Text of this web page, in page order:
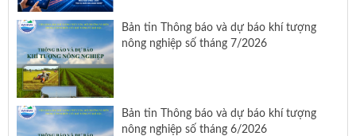
Bản tin Thông báo và dự báo khí tượng
nông nghiệp số tháng 7/2026
Bản tin Thông báo và dự báo khí tượng
nông nghiệp số tháng 6/2026